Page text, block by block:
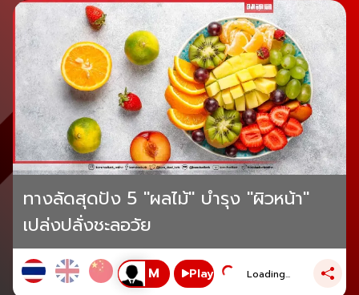
ทางลัดสุดปัง 5 "ผลไม้" บำรุง "ผิวหน้า"
เปล่งปลั่งชะลอวัย
Play Loading...